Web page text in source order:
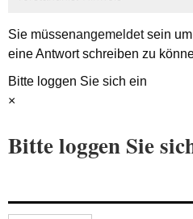
Sie müssenangemeldetsein um
eine Antwort schreiben zu
Bitte loggen Sie sich ein
×
Bitte loggen Sie